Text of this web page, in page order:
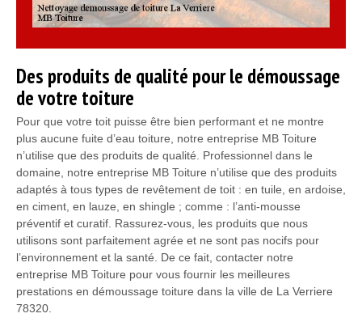
Des produits de qualité pour le démoussage
de votre toiture
Pour que votre toit puisse être bien performant et ne montre
plus aucune fuite d’eau toiture, notre entreprise MB Toiture
n’utilise que des produits de qualité. Professionnel dans le
domaine, notre entreprise MB Toiture n’utilise que des produits
adaptés à tous types de revêtement de toit : en tuile, en ardoise,
en ciment, en lauze, en shingle ; comme : l’anti-mousse
préventif et curatif. Rassurez-vous, les produits que nous
utilisons sont parfaitement agrée et ne sont pas nocifs pour
l’environnement et la santé. De ce fait, contacter notre
entreprise MB Toiture pour vous fournir les meilleures
prestations en démoussage toiture dans la ville de La Verriere
78320.